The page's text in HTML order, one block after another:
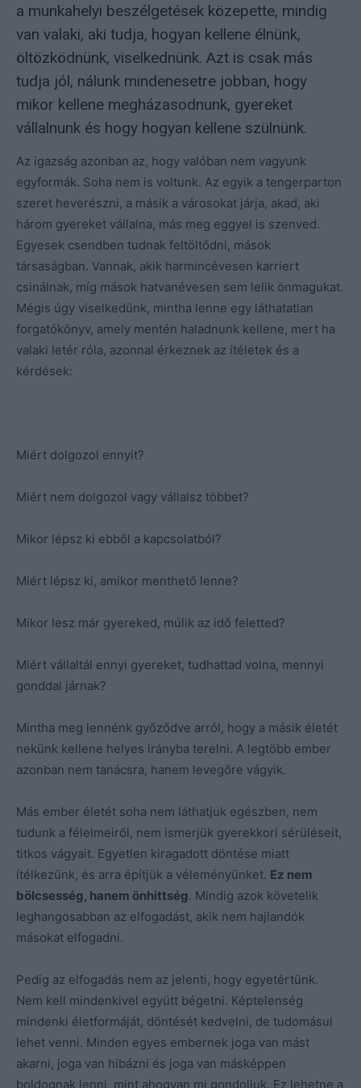
a munkahelyi beszélgetések közepette, mindig
van valaki, aki tudja, hogyan kellene élnünk,
öltözködnünk, viselkednünk. Azt is csak más
tudja jól, nálunk mindenesetre jobban, hogy
mikor kellene megházasodnunk, gyereket
vállalnunk és hogy hogyan kellene szülnünk.
Az igazság azonban az, hogy valóban nem vagyunk
egyformák. Soha nem is voltunk. Az egyik a tengerparton
szeret heverészni, a másik a városokat járja, akad, aki
három gyereket vállalna, más meg eggyel is szenved.
Egyesek csendben tudnak feltöltődni, mások
társaságban. Vannak, akik harmincévesen karriert
csinálnak, míg mások hatvanévesen sem lelik önmagukat.
Mégis úgy viselkedünk, mintha lenne egy láthatatlan
forgatókönyv, amely mentén haladnunk kellene, mert ha
valaki letér róla, azonnal érkeznek az ítéletek és a
kérdések:
Miért dolgozol ennyit?
Miért nem dolgozol vagy vállalsz többet?
Mikor lépsz ki ebből a kapcsolatból?
Miért lépsz ki, amikor menthető lenne?
Mikor lesz már gyereked, múlik az idő feletted?
Miért vállaltál ennyi gyereket, tudhattad volna, mennyi
gonddal járnak?
Mintha meg lennénk győződve arról, hogy a másik életét
nekünk kellene helyes irányba terelni. A legtöbb ember
azonban nem tanácsra, hanem levegőre vágyik.
Más ember életét soha nem láthatjuk egészben, nem
tudunk a félelmeiről, nem ismerjük gyerekkori sérüléseit,
titkos vágyait. Egyetlen kiragadott döntése miatt
ítélkezünk, és arra építjük a véleményünket. Ez nem
bölcsesség, hanem önhittség. Mindig azok követelik
leghangosabban az elfogadást, akik nem hajlandók
másokat elfogadni.
Pedig az elfogadás nem az jelenti, hogy egyetértünk.
Nem kell mindenkivel együtt bégetni. Képtelenség
mindenki életformáját, döntését kedvelni, de tudomásul
lehet venni. Minden egyes embernek joga van mást
akarni, joga van hibázni és joga van másképpen
boldognak lenni, mint ahogyan mi gondoljuk. Ez lehetne a